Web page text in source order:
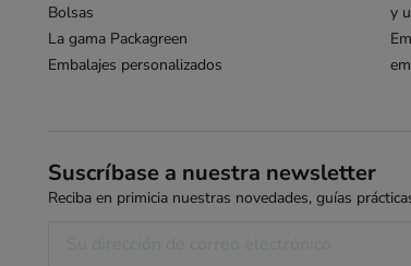
Bolsas
La gama Packagreen
Embalajes personalizados
y
Suscríbase a nuestra newsletter
Reciba en primicia nuestras novedades, guías